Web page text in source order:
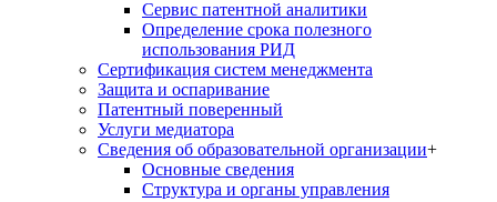
Сервис патентной аналитики
Определение срока полезного
использования РИД
Сертификация систем менеджмента
Защита и оспаривание
Патентный поверенный
Услуги медиатора
Сведения об образовательной организации+
Основные сведения
Структура и органы управления